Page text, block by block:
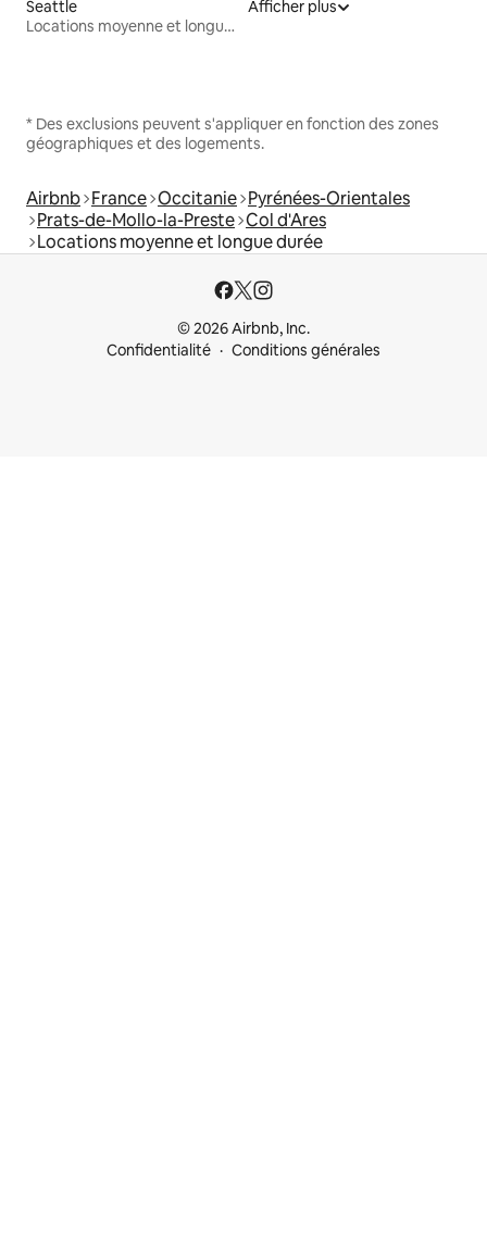
Seattle
Locations moyenne et longue durée
Afficher plus
* Des exclusions peuvent s'appliquer en fonction des zones
géographiques et des logements.
Airbnb France Occitanie Pyrénées-Orientales
Prats-de-Mollo-la-Preste Col d'Ares
Locations moyenne et longue durée
© 2026 Airbnb, Inc.
Confidentialité
Conditions générales